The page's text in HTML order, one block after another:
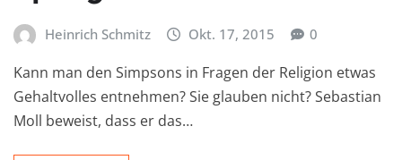
Heinrich Schmitz Okt. 17, 2015 0
Kann man den Simpsons in Fragen der Religion etwas
Gehaltvolles entnehmen? Sie glauben nicht? Sebastian
Moll beweist, dass er das…